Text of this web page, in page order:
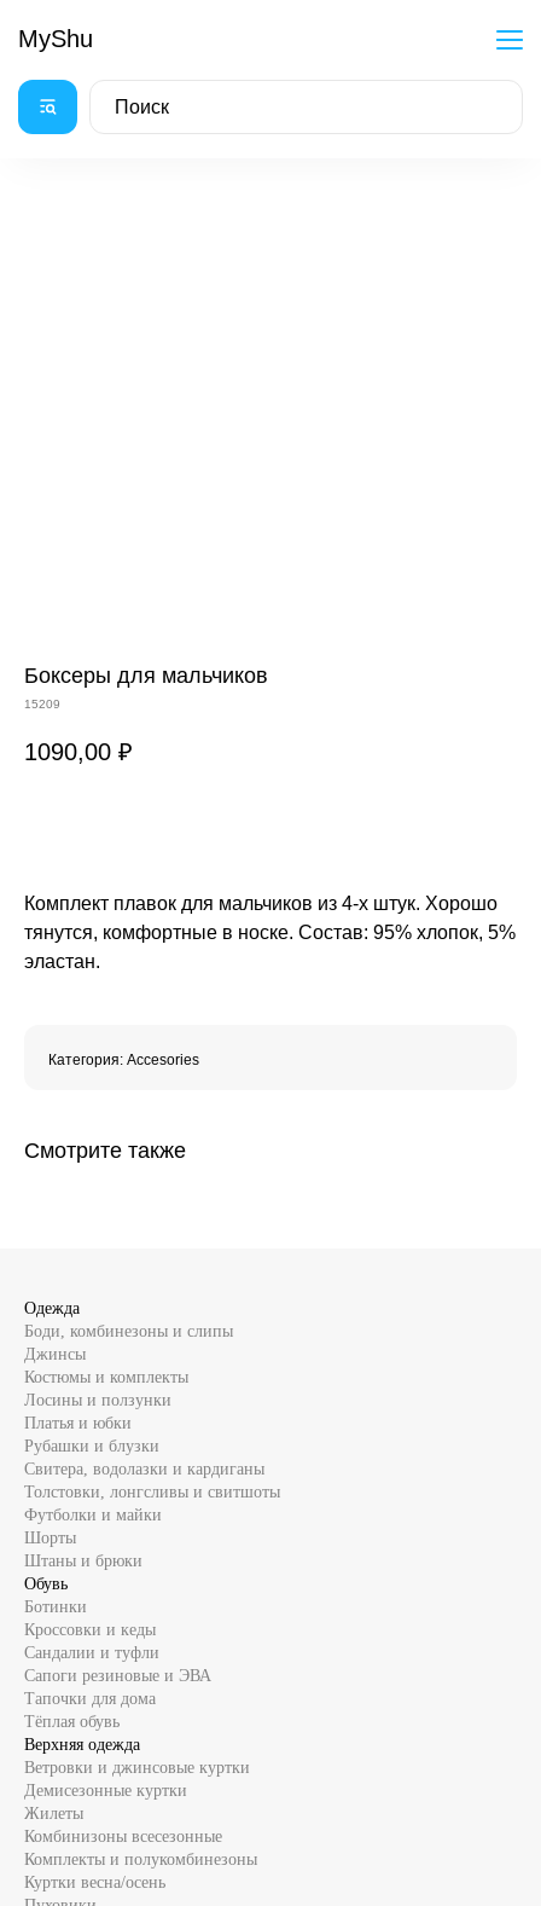
MyShu
Боксеры для мальчиков
15209
1090,00 ₽
Комплект плавок для мальчиков из 4-х штук. Хорошо
тянутся, комфортные в носке. Состав: 95% хлопок, 5%
эластан.
Категория: Accesories
Смотрите также
Одежда
Боди, комбинезоны и слипы
Джинсы
Костюмы и комплекты
Лосины и ползунки
Платья и юбки
Рубашки и блузки
Свитера, водолазки и кардиганы
Толстовки, лонгсливы и свитшоты
Футболки и майки
Шорты
Штаны и брюки
Обувь
Ботинки
Кроссовки и кеды
Сандалии и туфли
Сапоги резиновые и ЭВА
Тапочки для дома
Тёплая обувь
Верхняя одежда
Ветровки и джинсовые куртки
Демисезонные куртки
Жилеты
Комбинизоны всесезонные
Комплекты и полукомбинезоны
Куртки весна/осень